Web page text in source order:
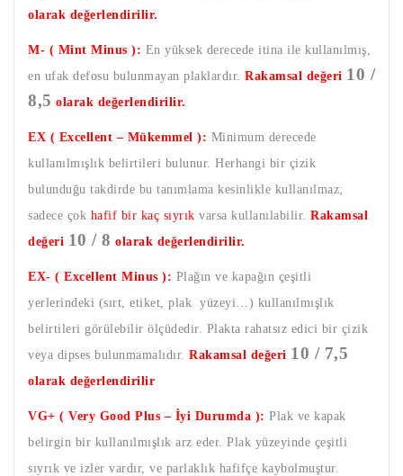
olarak değerlendirilir.
M- ( Mint Minus ): En yüksek derecede itina ile kullanılmış,
en ufak defosu bulunmayan plaklardır. Rakamsal değeri 10 /
8,5 olarak değerlendirilir.
EX ( Excellent – Mükemmel ): Minimum derecede
kullanılmışlık belirtileri bulunur. Herhangi bir çizik
bulunduğu takdirde bu tanımlama kesinlikle kullanılmaz;
sadece çok hafif bir kaç sıyrık varsa kullanılabilir. Rakamsal
değeri 10 / 8 olarak değerlendirilir.
EX- ( Excellent Minus ): Plağın ve kapağın çeşitli
yerlerindeki (sırt, etiket, plak yüzeyi…) kullanılmışlık
belirtileri görülebilir ölçüdedir. Plakta rahatsız edici bir çizik
veya dipses bulunmamalıdır. Rakamsal değeri 10 / 7,5
olarak değerlendirilir
VG+ ( Very Good Plus – İyi Durumda ): Plak ve kapak
belirgin bir kullanılmışlık arz eder. Plak yüzeyinde çeşitli
sıyrık ve izler vardır, ve parlaklık hafifçe kaybolmuştur.